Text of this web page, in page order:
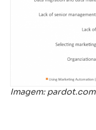
Imagem: pardot.com